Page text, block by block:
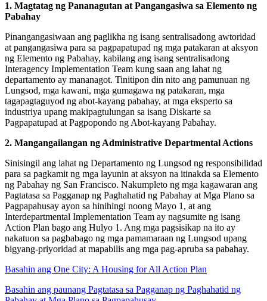
1. Magtatag ng Pananagutan at Pangangasiwa sa Elemento ng
Pabahay
Pinangangasiwaan ang paglikha ng isang sentralisadong awtoridad
at pangangasiwa para sa pagpapatupad ng mga patakaran at aksyon
ng Elemento ng Pabahay, kabilang ang isang sentralisadong
Interagency Implementation Team kung saan ang lahat ng
departamento ay mananagot. Tinitipon din nito ang pamunuan ng
Lungsod, mga kawani, mga gumagawa ng patakaran, mga
tagapagtaguyod ng abot-kayang pabahay, at mga eksperto sa
industriya upang makipagtulungan sa isang Diskarte sa
Pagpapatupad at Pagpopondo ng Abot-kayang Pabahay.
2. Mangangailangan ng Administrative Departmental Actions
Sinisingil ang lahat ng Departamento ng Lungsod ng responsibilidad
para sa pagkamit ng mga layunin at aksyon na itinakda sa Elemento
ng Pabahay ng San Francisco. Nakumpleto ng mga kagawaran ang
Pagtatasa sa Pagganap ng Paghahatid ng Pabahay at Mga Plano sa
Pagpapahusay ayon sa hinihingi noong Mayo 1, at ang
Interdepartmental Implementation Team ay nagsumite ng isang
Action Plan bago ang Hulyo 1. Ang mga pagsisikap na ito ay
nakatuon sa pagbabago ng mga pamamaraan ng Lungsod upang
bigyang-priyoridad at mapabilis ang mga pag-apruba sa pabahay.
Basahin ang One City: A Housing for All Action Plan
Basahin ang paunang Pagtatasa sa Pagganap ng Paghahatid ng